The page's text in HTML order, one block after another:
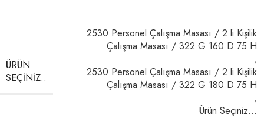
ÜRÜN
SEÇINIZ..
2530 Personel Çalışma Masası / 2 li Kişilik
Çalışma Masası / 322 G 160 D 75 H
,
2530 Personel Çalışma Masası / 2 li Kişilik
Çalışma Masası / 322 G 180 D 75 H
,
Ürün Seçiniz…